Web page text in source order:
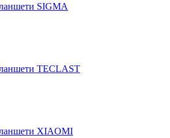
SIGMA
TECLAST
XIAOMI